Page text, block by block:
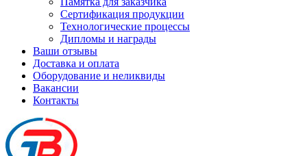
Сертификация продукции
Технологические процессы
Дипломы и награды
Ваши отзывы
Доставка и оплата
Оборудование и неликвиды
Вакансии
Контакты